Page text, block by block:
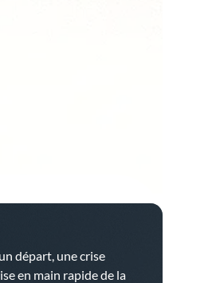
départ, une crise
en main rapide de la